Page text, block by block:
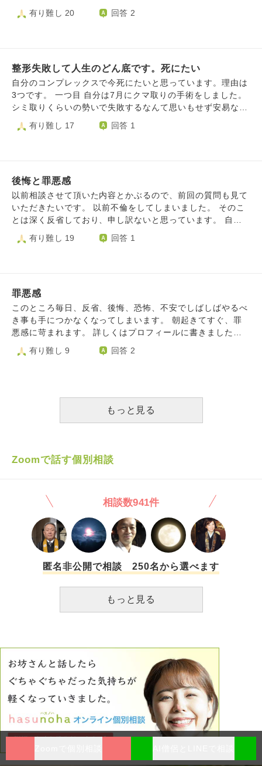
と言う質問です。
学は人（特に女性）恐怖症になりました。大人になってから
は子どもが怖くなりました。 福祉専門職の国家資格を取得
て、何か歩みが止まる感覚があり苦しんでいます。 この罪
意識を手放すことはできるのでしょうか？
有り難し 20 回答 2
整形失敗して人生のどん底です。死にたい
自分のコンプレックスで今死にたいと思っています。理由は
3つです。 一つ目 自分は7月にクマ取りの手術をしました。
シミ取りくらいの勢いで失敗するなんて思いもせず安易な気
持ちでやってしまいました。すると、目の下が窪んだように
なり、老けて見えるようになってしまったのです。完全に失
てしまいます。絶対に変わっているのだから。なんて愚かな
ことをしてしまったのでしょう。 二つ目 若くして薄毛に悩
んでます。将来禿げまっしぐらだと思うと死にたくなりま
す。毎日不安でお風呂に入るのが怖いです。 三つ目 ニキ
が発生し、治りません。 現在彼女がおり、大好きで結婚も
死ぬことしか考えられません。
有り難し 17 回答 1
後悔と罪悪感
以前相談させて頂いた内容とかぶるので、前回の質問も見て
いただきたいです。 以前不倫をしてしまいました。 そのこ
とは深く反省しており、申し訳ないと思っています。 自業
自得なのですが、そのことで心が苦しいです。 自分の周り
の家族、友人、同僚などが優しくしてくれたり、その方達の
じていいのかという気持ちがあります。 このような苦しみ
も罰だと思うのですが、 わたしはどのような気持ちで生活
していけばいいのでしょうか。 また、今後もし誰かと交際
するようなことになれば、このことを隠して交際してもいい
の相談内容と被っているので、そちらも踏まえて、前回の先
有り難し 19 回答 1
罪悪感
このところ毎日、反省、後悔、恐怖、不安でしばしばやるべ
き事も手につかなくなってしまいます。 朝起きてすぐ、罪
悪感に苛まれます。 詳しくはプロフィールに書きました。
自分のような人間が幸せになっても良いのだろうかと考えて
しまいます。
有り難し 9 回答 2
もっと見る
Zoomで話す個別相談
相談数941件
匿名非公開で相談 250名から選べます
もっと見る